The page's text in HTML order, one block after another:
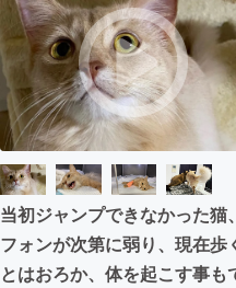
テクノロジー・ガ
映像・映画
ビジネス・起業
まちづくり・地域
CAMPFIRE for Social
当初ジャンプできなかった猫
フォンが次第に弱り、現在歩
とはおろか、体を起こす事も